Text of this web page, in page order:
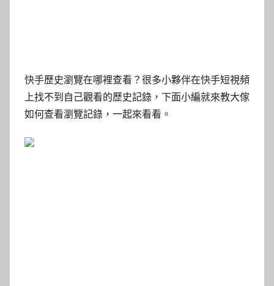
快手歷史瀏覽在哪裡查看？很多小夥伴在快手短視頻
上找不到自己觀看的歷史記錄，下面小編就來教大傢
如何查看瀏覽記錄，一起來看看。